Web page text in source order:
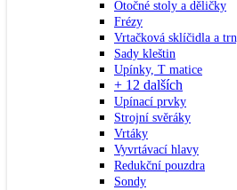
Otočné stoly a děličky
Frézy
Vrtačková sklíčidla a
Sady kleštin
Upínky, T matice
+ 12 dalších
Upínací prvky
Strojní svěráky
Vrtáky
Vyvrtávací hlavy
Redukční pouzdra
Sondy